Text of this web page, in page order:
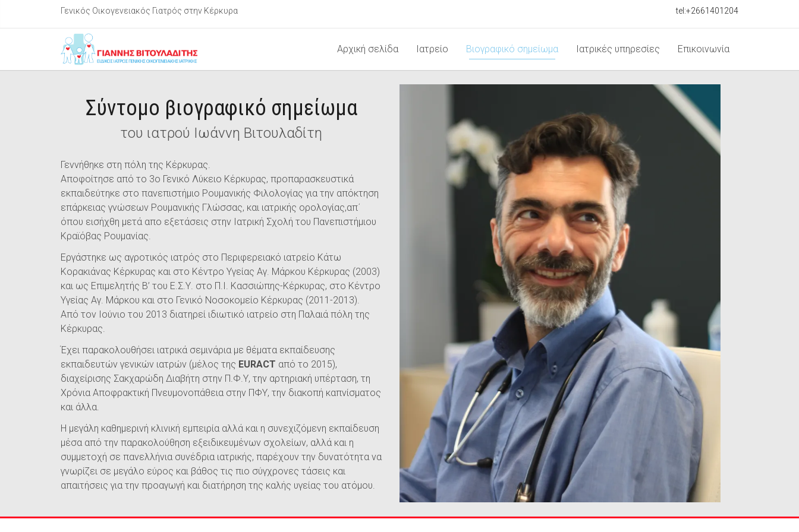
Γενικός Οικογενειακός Γιατρός στην Κέρκυρα tel:+2661401204
Αρχική σελίδα Ιατρείο Βιογραφικό σημείωμα Ιατρικές υπηρεσίες Επικοινωνία
Σύντομο βιογραφικό σημείωμα
του ιατρού Ιωάννη Βιτουλαδίτη
Γεννήθηκε στη πόλη της Κέρκυρας.
Αποφοίτησε από το 3ο Γενικό Λύκειο Κέρκυρας, προπαρασκευστικά
εκπαιδεύτηκε στο πανεπιστήμιο Ρουμανικής Φιλολογίας για την απόκτηση
επάρκειας γνώσεων Ρουμανικής Γλώσσας, και ιατρικής ορολογίας,απ΄
όπου εισήχθη μετά απο εξετάσεις στην Ιατρική Σχολή του Πανεπιστήμιου
Κραϊόβας Ρουμανίας.
Εργάστηκε ως αγροτικός ιατρός στο Περιφερειακό ιατρείο Κάτω
Κορακιάνας Κέρκυρας και στο Κέντρο Υγείας Αγ. Μάρκου Κέρκυρας (2003)
και ως Επιμελητής Β’ του Ε.Σ.Υ. στο Π.Ι. Κασσιώπης-Κέρκυρας, στο Κέντρο
Υγείας Αγ. Μάρκου και στο Γενικό Νοσοκομείο Κέρκυρας (2011-2013).
Από τον Ιούνιο του 2013 διατηρεί ιδιωτικό ιατρείο στη Παλαιά πόλη της
Κέρκυρας.
Έχει παρακολουθήσει ιατρικά σεμινάρια με θέματα εκπαίδευσης
εκπαιδευτών γενικών ιατρών (μέλος της EURACT από το 2015),
διαχείρισης Σακχαρώδη Διαβήτη στην Π.Φ.Υ, την αρτηριακή υπέρταση, τη
Χρόνια Αποφρακτική Πνευμονοπάθεια στην ΠΦΥ, την διακοπή καπνίσματος
και άλλα.
Η μεγάλη καθημερινή κλινική εμπειρία αλλά και η συνεχιζόμενη εκπαίδευση
μέσα από την παρακολούθηση εξειδικευμένων σχολείων, αλλά και η
συμμετοχή σε πανελλήνια συνέδρια ιατρικής, παρέχουν την δυνατότητα να
γνωρίζει σε μεγάλο εύρος και βάθος τις πιο σύγχρονες τάσεις και
απαιτήσεις για την προαγωγή και διατήρηση της καλής υγείας του ατόμου.